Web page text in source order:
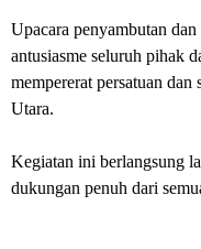
Upacara penyambutan
antusiasme seluruh pihak
mempererat persatuan
Utara.
Kegiatan ini berlangsung
dukungan penuh dari